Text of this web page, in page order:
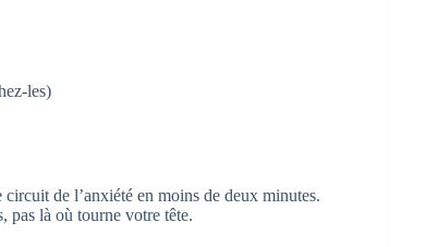
les)
de l’anxiété en moins de deux minutes.
pas là où tourne votre tête.